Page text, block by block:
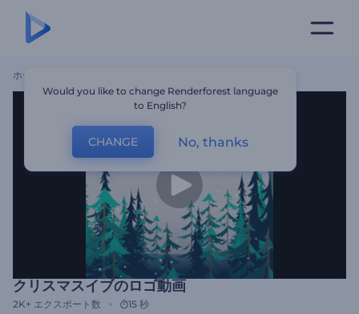
ホーム
クリスマスイブのロゴ動画
2K+ エクスポート数 15 秒
Would you like to change Renderforest language
to English?
CHANGE No, thanks